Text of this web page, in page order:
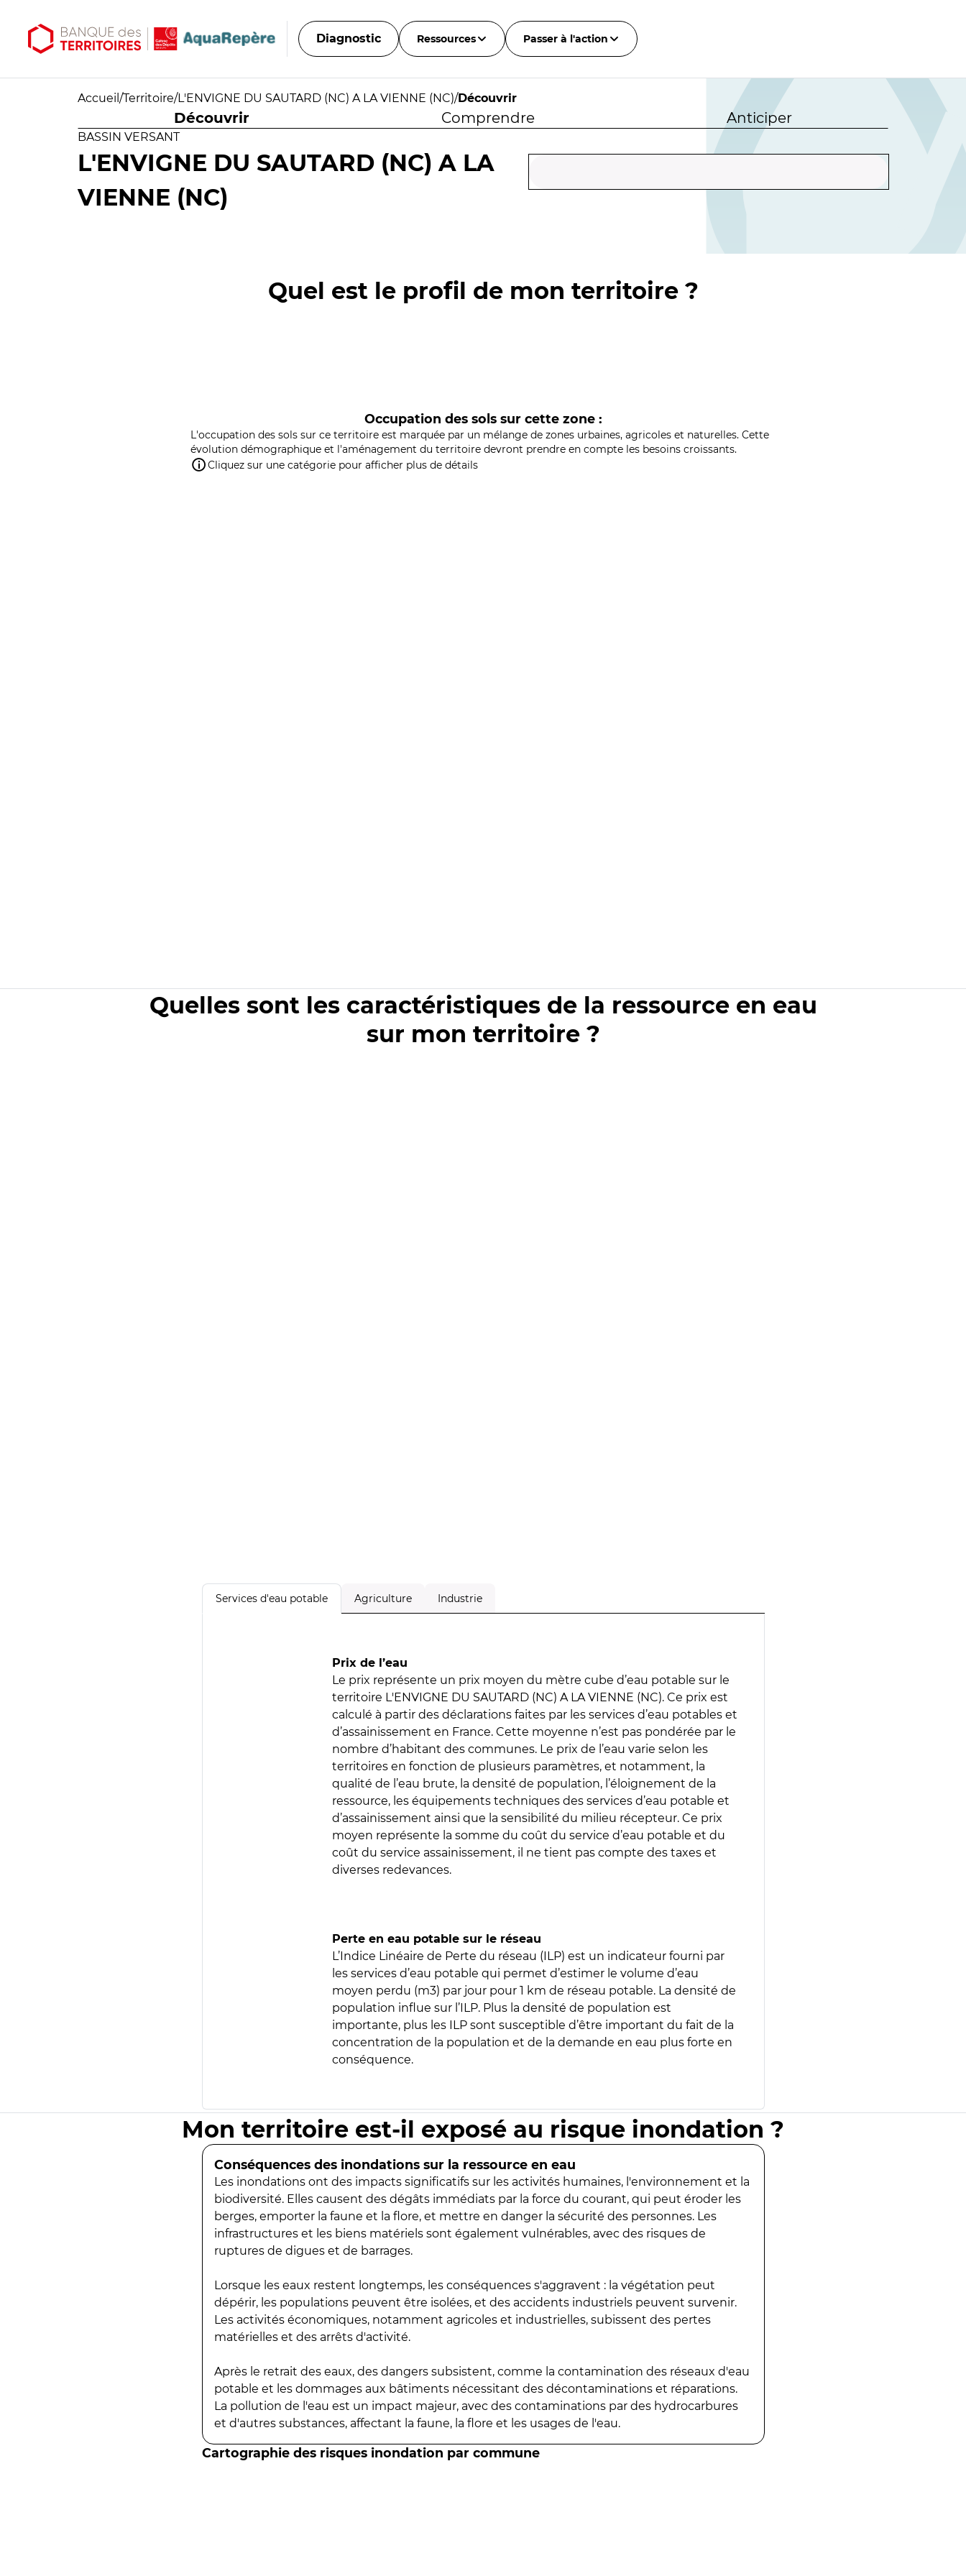
Diagnostic Ressources Passer à l'action
Accueil /Territoire/L'ENVIGNE DU SAUTARD (NC) A LA VIENNE (NC)/Découvrir
Découvrir Comprendre Anticiper
BASSIN VERSANT
L'ENVIGNE DU SAUTARD (NC) A LA
VIENNE (NC)
Quel est le profil de mon territoire ?
Occupation des sols sur cette zone :
L'occupation des sols sur ce territoire est marquée par un mélange de zones urbaines, agricoles et naturelles. Cette
évolution démographique et l'aménagement du territoire devront prendre en compte les besoins croissants.
Cliquez sur une catégorie pour afficher plus de détails
Quelles sont les caractéristiques de la ressource en eau
sur mon territoire ?
Services d'eau potable Agriculture Industrie
Prix de l’eau
Le prix représente un prix moyen du mètre cube d’eau potable sur le
territoire L'ENVIGNE DU SAUTARD (NC) A LA VIENNE (NC). Ce prix est
calculé à partir des déclarations faites par les services d’eau potables et
d’assainissement en France. Cette moyenne n’est pas pondérée par le
nombre d’habitant des communes. Le prix de l’eau varie selon les
territoires en fonction de plusieurs paramètres, et notamment, la
qualité de l’eau brute, la densité de population, l’éloignement de la
ressource, les équipements techniques des services d’eau potable et
d’assainissement ainsi que la sensibilité du milieu récepteur. Ce prix
moyen représente la somme du coût du service d’eau potable et du
coût du service assainissement, il ne tient pas compte des taxes et
diverses redevances.
Perte en eau potable sur le réseau
L’Indice Linéaire de Perte du réseau (ILP) est un indicateur fourni par
les services d’eau potable qui permet d’estimer le volume d’eau
moyen perdu (m3) par jour pour 1 km de réseau potable. La densité de
population influe sur l’ILP. Plus la densité de population est
importante, plus les ILP sont susceptible d’être important du fait de la
concentration de la population et de la demande en eau plus forte en
conséquence.
Mon territoire est-il exposé au risque inondation ?
Conséquences des inondations sur la ressource en eau
Les inondations ont des impacts significatifs sur les activités humaines, l'environnement et la
biodiversité. Elles causent des dégâts immédiats par la force du courant, qui peut éroder les
berges, emporter la faune et la flore, et mettre en danger la sécurité des personnes. Les
infrastructures et les biens matériels sont également vulnérables, avec des risques de
ruptures de digues et de barrages.
Lorsque les eaux restent longtemps, les conséquences s'aggravent : la végétation peut
dépérir, les populations peuvent être isolées, et des accidents industriels peuvent survenir.
Les activités économiques, notamment agricoles et industrielles, subissent des pertes
matérielles et des arrêts d'activité.
Après le retrait des eaux, des dangers subsistent, comme la contamination des réseaux d'eau
potable et les dommages aux bâtiments nécessitant des décontaminations et réparations.
La pollution de l'eau est un impact majeur, avec des contaminations par des hydrocarbures
et d'autres substances, affectant la faune, la flore et les usages de l'eau.
Cartographie des risques inondation par commune